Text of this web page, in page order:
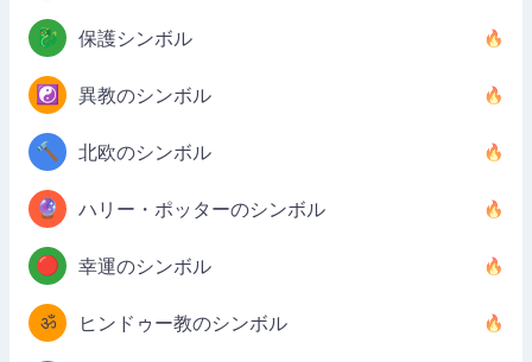
🐉 保護シンボル
☯️ 異教のシンボル
🔨 北欧のシンボル
🔮 ハリー・ポッターのシンボル
🔴 幸運のシンボル
ॐ ヒンドゥー教のシンボル